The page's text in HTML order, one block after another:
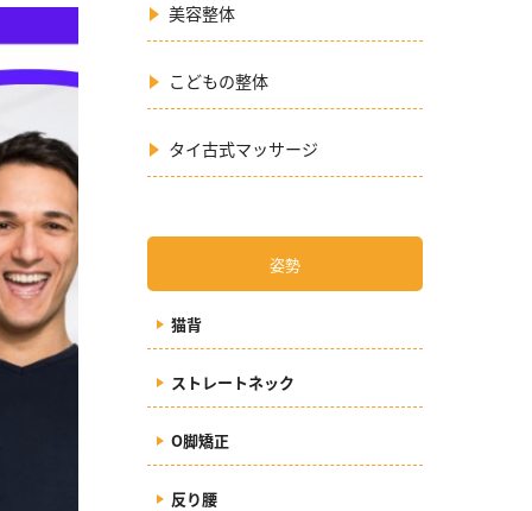
美容整体
こどもの整体
タイ古式マッサージ
姿勢
猫背
ストレートネック
O脚矯正
反り腰